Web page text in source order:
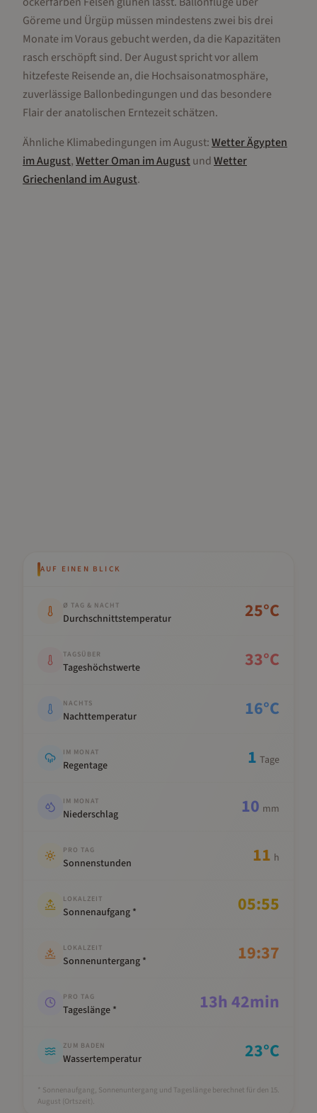
Göreme und Ürgüp müssen mindestens zwei bis drei
Monate im Voraus gebucht werden, da die Kapazitäten
rasch erschöpft sind. Der August spricht vor allem
hitzefeste Reisende an, die Hochsaisonatmosphäre,
zuverlässige Ballonbedingungen und das besondere
Flair der anatolischen Erntezeit schätzen.
Ähnliche Klimabedingungen imAugust:WetterÄgypten
imAugust,WetterOman imAugustundWetter
Griechenland imAugust.
AUF EINEN BLICK
Ø TAG & NACHT
Durchschnittstemperatur 25°C
TAGSÜBER
Tageshöchstwerte 33°C
NACHTS
Nachttemperatur 16°C
IM MONAT
Regentage 1 Tage
IM MONAT
Niederschlag 10 mm
PRO TAG
Sonnenstunden 11 h
LOKALZEIT
Sonnenaufgang * 05:55
LOKALZEIT
Sonnenuntergang * 19:37
PRO TAG
Tageslänge * 13h 42min
ZUM BADEN
Wassertemperatur 23°C
* Sonnenaufgang, Sonnenuntergang und Tageslänge berechnet für den 15.
August (Ortszeit).